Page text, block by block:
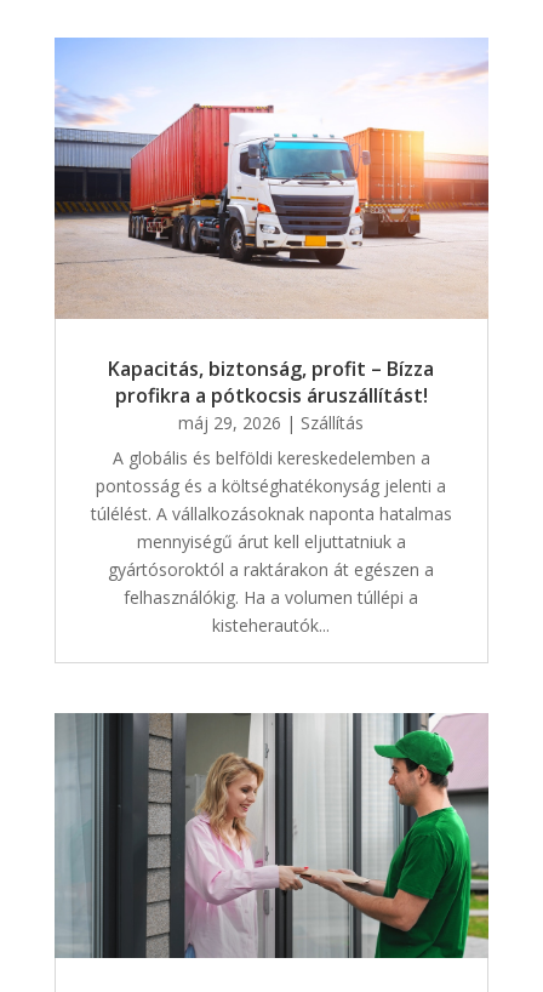
Kapacitás, biztonság, profit – Bízza
profikra a pótkocsis áruszállítást!
máj 29, 2026 | Szállítás
A globális és belföldi kereskedelemben a
pontosság és a költséghatékonyság jelenti a
túlélést. A vállalkozásoknak naponta hatalmas
mennyiségű árut kell eljuttatniuk a
gyártósoroktól a raktárakon át egészen a
felhasználókig. Ha a volumen túllépi a
kisteherautók...